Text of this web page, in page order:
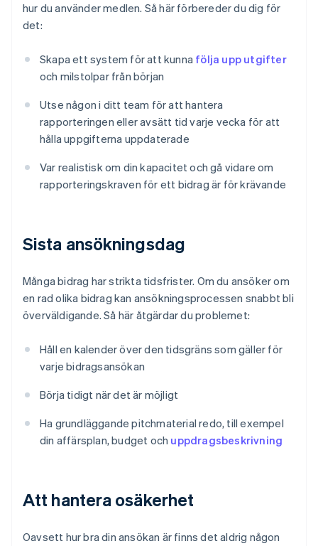
hur du använder medlen. Så här förbereder du dig för
det:
Skapa ett system för att kunna följa upp utgifter
och milstolpar från början
Utse någon i ditt team för att hantera
rapporteringen eller avsätt tid varje vecka för att
hålla uppgifterna uppdaterade
Var realistisk om din kapacitet och gå vidare om
rapporteringskraven för ett bidrag är för krävande
Sista ansökningsdag
Många bidrag har strikta tidsfrister. Om du ansöker om
en rad olika bidrag kan ansökningsprocessen snabbt bli
överväldigande. Så här åtgärdar du problemet:
Håll en kalender över den tidsgräns som gäller för
varje bidragsansökan
Börja tidigt när det är möjligt
Ha grundläggande pitchmaterial redo, till exempel
din affärsplan, budget och uppdragsbeskrivning
Att hantera osäkerhet
Oavsett hur bra din ansökan är finns det aldrig någon